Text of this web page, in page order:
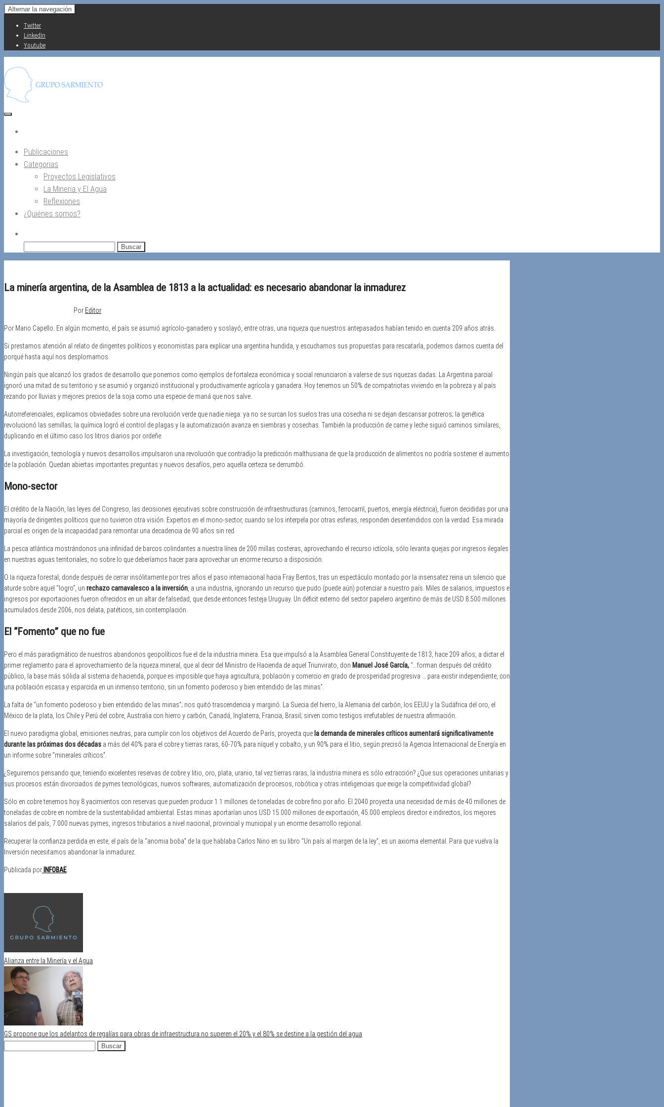
Saltar
contenido
Alternar la navegación
Twitter
LinkedIn
Youtube
Publicaciones
Categorias
Proyectos Legislativos
La Mineria y El Agua
Reflexiones
¿Quiénes somos?
La minería argentina, de la Asamblea de 1813 a la actualidad: es necesario abandonar la inmadurez
Por Editor
Por Mario Capello. En algún momento, el país se asumió agrícolo-ganadero y soslayó, entre otras, una riqueza que nuestros antepasados habían tenido en cuenta 209 años atrás.
Si prestamos atención al relato de dirigentes políticos y economistas para explicar una argentina hundida, y escuchamos sus propuestas para rescatarla, podemos darnos cuenta del
porqué hasta aquí nos desplomamos.
Ningún país que alcanzó los grados de desarrollo que ponemos como ejemplos de fortaleza económica y social renunciaron a valerse de sus riquezas dadas. La Argentina parcial
ignoró una mitad de su territorio y se asumió y organizó institucional y productivamente agrícola y ganadera. Hoy tenemos un 50% de compatriotas viviendo en la pobreza y al país
rezando por lluvias y mejores precios de la soja como una especie de maná que nos salve.
Autorreferenciales, explicamos obviedades sobre una revolución verde que nadie niega: ya no se surcan los suelos tras una cosecha ni se dejan descansar potreros; la genética
revolucionó las semillas; la química logró el control de plagas y la automatización avanza en siembras y cosechas. También la producción de carne y leche siguió caminos similares,
duplicando en el último caso los litros diarios por ordeñe.
La investigación, tecnología y nuevos desarrollos impulsaron una revolución que contradijo la predicción malthusiana de que la producción de alimentos no podría sostener el aumento
de la población. Quedan abiertas importantes preguntas y nuevos desafíos, pero aquella certeza se derrumbó.
Mono-sector
El crédito de la Nación, las leyes del Congreso, las decisiones ejecutivas sobre construcción de infraestructuras (caminos, ferrocarril, puertos, energía eléctrica), fueron decididas por una
mayoría de dirigentes políticos que no tuvieron otra visión. Expertos en el mono-sector, cuando se los interpela por otras esferas, responden desentendidos con la verdad. Esa mirada
parcial es origen de la incapacidad para remontar una decadencia de 90 años sin red.
La pesca atlántica mostrándonos una infinidad de barcos colindantes a nuestra línea de 200 millas costeras, aprovechando el recurso ictícola, sólo levanta quejas por ingresos ilegales
en nuestras aguas territoriales, no sobre lo que deberíamos hacer para aprovechar un enorme recurso a disposición.
O la riqueza forestal, donde después de cerrar insólitamente por tres años el paso internacional hacia Fray Bentos, tras un espectáculo montado por la insensatez reina un silencio que
aturde sobre aquel “logro”, un rechazo carnavalesco a la inversión , a una industria, ignorando un recurso que pudo (puede aún) potenciar a nuestro país. Miles de salarios, impuestos e
ingresos por exportaciones fueron ofrecidos en un altar de falsedad, que desde entonces festeja Uruguay. Un déficit externo del sector papelero argentino de más de USD 8.500 millones
acumulados desde 2006, nos delata, patéticos, sin contemplación.
El “Fomento” que no fue
Pero el más paradigmático de nuestros abandonos geopolíticos fue el de la industria minera. Esa que impulsó a la Asamblea General Constituyente de 1813, hace 209 años, a dictar el
primer reglamento para el aprovechamiento de la riqueza mineral, que al decir del Ministro de Hacienda de aquel Triunvirato, don Manuel José García, “…forman después del crédito
público, la base más sólida al sistema de hacienda, porque es imposible que haya agricultura, población y comercio en grado de prosperidad progresiva … para existir independiente, con
una población escasa y esparcida en un inmenso territorio, sin un fomento poderoso y bien entendido de las minas”.
La falta de “un fomento poderoso y bien entendido de las minas”; nos quitó trascendencia y marginó. La Suecia del hierro, la Alemania del carbón, los EEUU y la Sudáfrica del oro, el
México de la plata, los Chile y Perú del cobre, Australia con hierro y carbón, Canadá, Inglaterra, Francia, Brasil; sirven como testigos irrefutables de nuestra afirmación.
El nuevo paradigma global, emisiones neutras, para cumplir con los objetivos del Acuerdo de París, proyecta que la demanda de minerales críticos aumentará significativamente
durante las próximas dos décadas a más del 40% para el cobre y tierras raras, 60-70% para níquel y cobalto, y un 90% para el litio, según precisó la Agencia Internacional de Energía en
un informe sobre “minerales críticos”.
¿Seguiremos pensando que, teniendo excelentes reservas de cobre y litio, oro, plata, uranio, tal vez tierras raras, la industria minera es sólo extracción? ¿Que sus operaciones unitarias y
sus procesos están divorciados de pymes tecnológicas, nuevos softwares, automatización de procesos, robótica y otras inteligencias que exige la competitividad global?
Sólo en cobre tenemos hoy 8 yacimientos con reservas que pueden producir 1.1 millones de toneladas de cobre fino por año. El 2040 proyecta una necesidad de más de 40 millones de
toneladas de cobre en nombre de la sustentabilidad ambiental. Estas minas aportarían unos USD 15.000 millones de exportación, 45.000 empleos director e indirectos, los mejores
salarios del país, 7.000 nuevas pymes, ingresos tributarios a nivel nacional, provincial y municipal y un enorme desarrollo regional.
Recuperar la confianza perdida en este, el país de la “anomia boba” de la que hablaba Carlos Nino en su libro “Un país al margen de la ley”, es un axioma elemental. Para que vuelva la
Inversión necesitamos abandonar la inmadurez.
Publicada por INFOBAE
Alianza entre la Minería y el Agua
GS propone que los adelantos de regalías para obras de infraestructura no superen el 20% y el 80% se destine a la gestión del agua